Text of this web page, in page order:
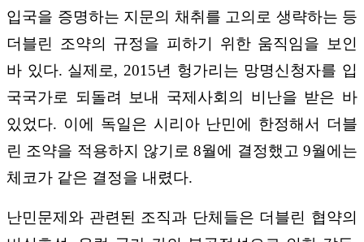
입국을 증명하는 지문의 채취를 고의로 생략하는 등
더블린 조약의 규정을 피하기 위한 움직임을 보인
바 있다. 실제로, 2015년 헝가리는 망명신청자를 입
국국가로 되돌려 보내 국제사회의 비난을 받은 바
있었다. 이에 독일은 시리아 난민에 한정해서 더블
린 조약을 적용하지 않기로 8월에 결정했고 9월에는
체코가 같은 결정을 내렸다.
난민문제와 관련된 조직과 단체들은 더블린 협약의